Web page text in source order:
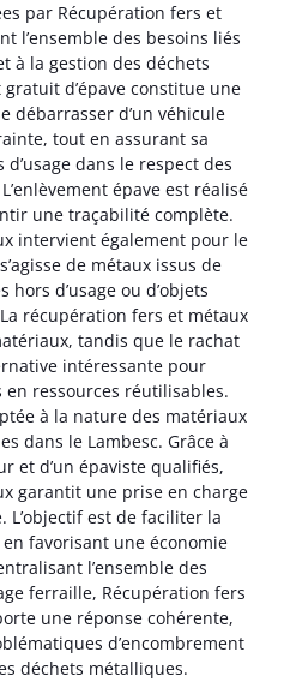
par Récupération fers et
l’ensemble des besoins liés
à la gestion des déchets
d’épave constitue une
débarrasser d’un véhicule
tout en assurant sa
dans le respect des
épave est réalisé
une traçabilité complète.
intervient également pour le
de métaux issus de
d’usage ou d’objets
récupération fers et métaux
tandis que le rachat
intéressante pour
ressources réutilisables.
à la nature des matériaux
dans le Lambesc. Grâce à
et d’un épaviste qualifiés,
garantit une prise en charge
L’objectif est de faciliter la
favorisant une économie
l’ensemble des
ferraille, Récupération fers
une réponse cohérente,
d’encombrement
déchets métalliques.